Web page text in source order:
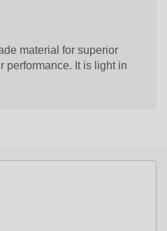
material for superior
performance. It is light in